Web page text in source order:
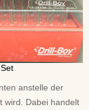
anstelle der
wird. Dabei handelt